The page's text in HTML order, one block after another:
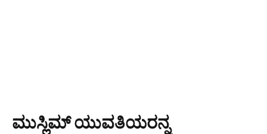
ಮುಸ್ಲಿಮ್ ಯುವತಿಯರನ್ನ